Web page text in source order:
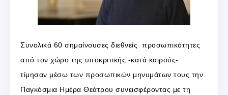
Συνολικά 60 σημαίνουσες διεθνείς προσωπικότητες
από τον χώρο της υποκριτικής -κατά καιρούς-
τίμησαν μέσω των προσωπικών μηνυμάτων τους την
Παγκόσμια Ημέρα Θεάτρου συνεισφέροντας με τη